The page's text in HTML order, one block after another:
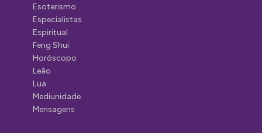
Esoterismo
Especialistas
Espiritual
Feng Shui
Horóscopo
Leão
Lua
Mediunidade
Mensagens